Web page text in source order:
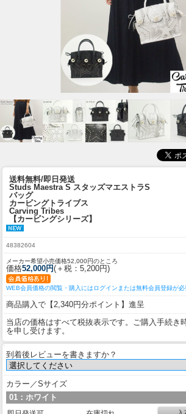
送料無料/即日発送
Studs Maestra S スタッズマエストラS
バッグ
カービングトライブス
Carving Tribes
【カービングシリーズ】
48382604
メーカー希望小売価格52,000円のところ
価格52,000円(＋税：5,200円)
WEB会員価格の閲覧・購入にはログインまたは無料会員登録が必
商品購入で【2,340円分ポイント】進呈
当店の価格はすべて税抜表示です。ご購入手続き
を申し受けます。
到着後レビューを書きますか？
カラー／Sサイズ
01：ホワイト